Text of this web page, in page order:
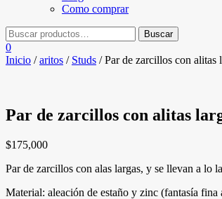
Como comprar
0
Inicio /aritos / Studs / Par de zarcillos con alitas
Par de zarcillos con alitas
$175,000
Par de zarcillos con alas largas, y se llevan a lo
Material: aleación de estaño y zinc (fantasía fina